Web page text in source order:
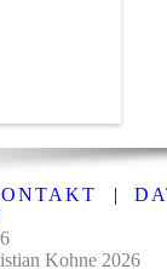
|
Kohne 2026